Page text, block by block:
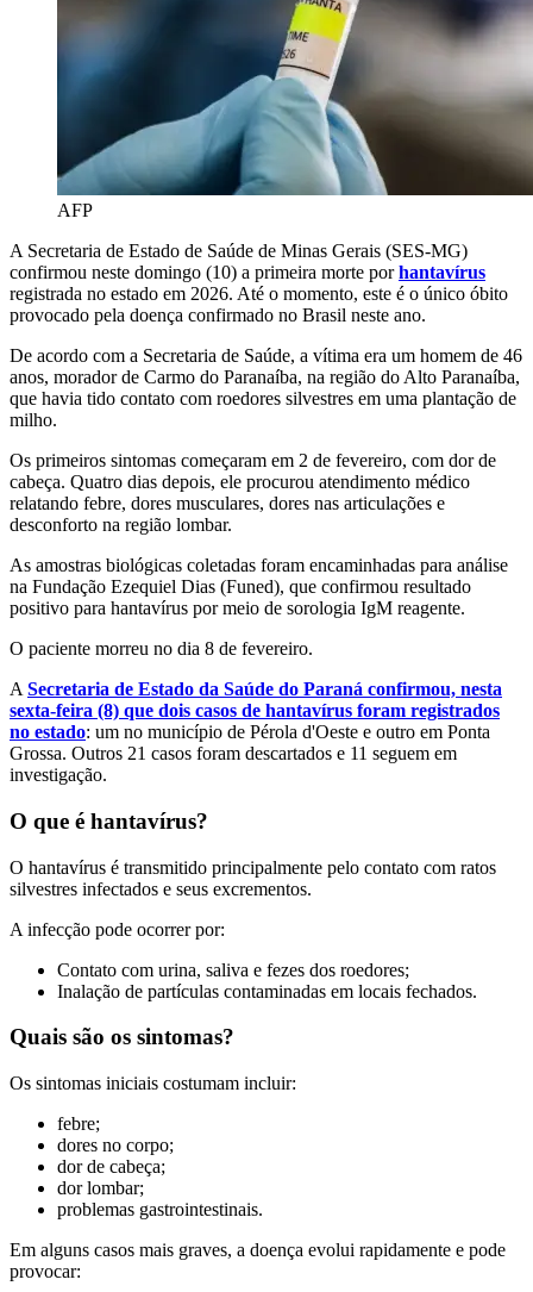
AFP
A Secretaria de Estado de Saúde de Minas Gerais (SES-MG)
confirmou neste domingo (10) a primeira morte porhantavírus
registrada no estado em 2026. Até o momento, este é o único óbito
provocado pela doença confirmado no Brasil neste ano.
De acordo com a Secretaria de Saúde, a vítima era um homem de 46
anos, morador de Carmo do Paranaíba, na região do Alto Paranaíba,
que havia tido contato com roedores silvestres em uma plantação de
milho.
Os primeiros sintomas começaram em 2 de fevereiro, com dor de
cabeça. Quatro dias depois, ele procurou atendimento médico
relatando febre, dores musculares, dores nas articulações e
desconforto na região lombar.
As amostras biológicas coletadas foram encaminhadas para análise
na Fundação Ezequiel Dias (Funed), que confirmou resultado
positivo para hantavírus por meio de sorologia IgM reagente.
O paciente morreu no dia 8 de fevereiro.
A Secretaria de Estado da Saúde do Paraná confirmou, nesta
sexta-feira (8) que dois casos de hantavírus foram registrados
no estado: um no município de Pérola d'Oeste e outro em Ponta
Grossa. Outros 21 casos foram descartados e 11 seguem em
investigação.
O que é hantavírus?
O hantavírus é transmitido principalmente pelo contato com ratos
silvestres infectados e seus excrementos.
A infecção pode ocorrer por:
Contato com urina, saliva e fezes dos roedores;
Inalação de partículas contaminadas em locais fechados.
Quais são os sintomas?
Os sintomas iniciais costumam incluir:
febre;
dores no corpo;
dor de cabeça;
dor lombar;
problemas gastrointestinais.
Em alguns casos mais graves, a doença evolui rapidamente e pode
provocar: